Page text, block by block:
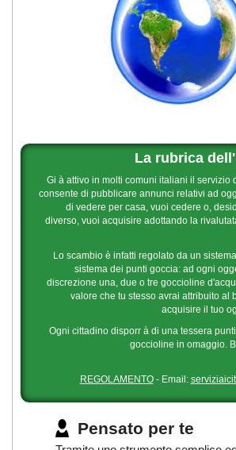
La rubrica
Gi à attivo in molti comuni italiani il servizio
consente di pubblicare annunci relativi ad
di vedere per casa, vuoi cedere o,
diverso, vuoi acquisire adottando la
Lo scambio è infatti regolato da un
sistema dei punti goccia: ad ogni
discrezione una, due o tre goccioline
valore che tu stesso avrai attribuito al
acquisire il tuo
Ogni cittadino disporr à di una tessera
goccioline in omaggio.
REGOLAMENTO- Email:
Pensato per te